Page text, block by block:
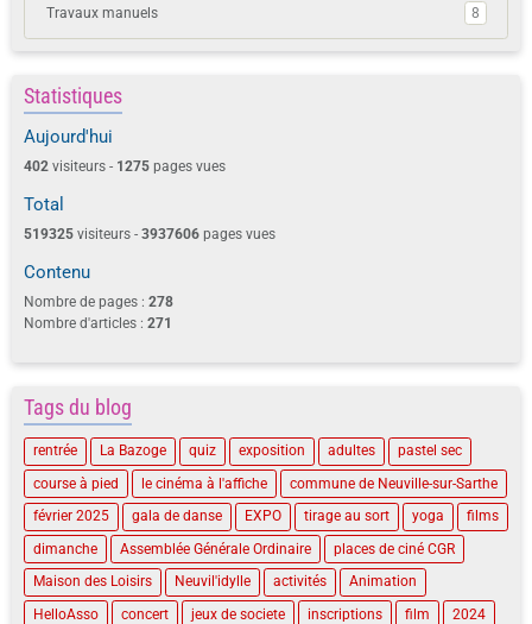
Travaux manuels 8
Statistiques
Aujourd'hui
402 visiteurs - 1275 pages vues
Total
519325 visiteurs - 3937606 pages vues
Contenu
Nombre de pages : 278
Nombre d'articles : 271
Tags du blog
rentrée La Bazoge quiz exposition adultes
pastel sec
course à pied
le cinéma à l'affiche
commune de Neuville-sur-Sarthe
février 2025
gala de danse EXPO tirage au sort yoga
films
dimanche
Assemblée Générale Ordinaire
places de ciné CGR
Maison des Loisirs
Neuvil'idylle activités
Animation
HelloAsso
concert jeux de societe inscriptions film 2024